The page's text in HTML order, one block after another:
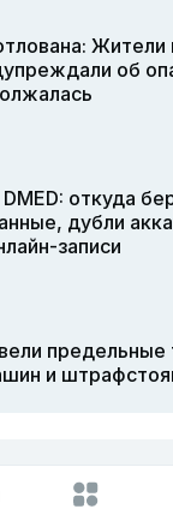
Жители
об
откуда
дубли
записи
предельные
и